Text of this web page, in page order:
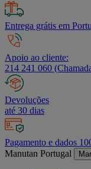
Entrega grátis em
Apoio ao cliente:
214 241 060
Devoluções
até 30 dias
Pagamento e dados
Manutan Portugal